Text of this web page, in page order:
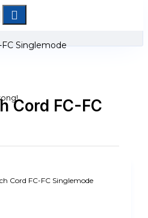
Cord FC-FC
Cord FC-FC Singlemode